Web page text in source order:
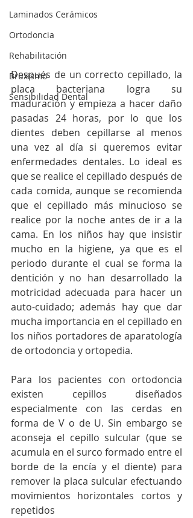
Laminados Cerámicos
Ortodoncia
Rehabilitación
Bruxismo
Sensibilidad Dental
Después de un correcto cepillado, la
placa bacteriana logra su
maduración y empieza a hacer daño
pasadas 24 horas, por lo que los
dientes deben cepillarse al menos
una vez al día si queremos evitar
enfermedades dentales. Lo ideal es
que se realice el cepillado después de
cada comida, aunque se recomienda
que el cepillado más minucioso se
realice por la noche antes de ir a la
cama. En los niños hay que insistir
mucho en la higiene, ya que es el
periodo durante el cual se forma la
dentición y no han desarrollado la
motricidad adecuada para hacer un
auto-cuidado; además hay que dar
mucha importancia en el cepillado en
los niños portadores de aparatología
de ortodoncia y ortopedia.
Para los pacientes con ortodoncia
existen cepillos diseñados
especialmente con las cerdas en
forma de V o de U. Sin embargo se
aconseja el cepillo sulcular (que se
acumula en el surco formado entre el
borde de la encía y el diente) para
remover la placa sulcular efectuando
movimientos horizontales cortos y
repetidos